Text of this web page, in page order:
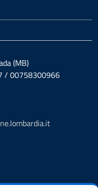
(MB)
/ 00758300966